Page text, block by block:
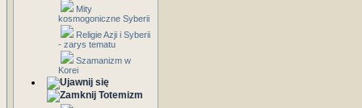
Mity
kosmogoniczne Syberii
Religie Azji i Syberii
- zarys tematu
Szamanizm w
Korei
Totemizm